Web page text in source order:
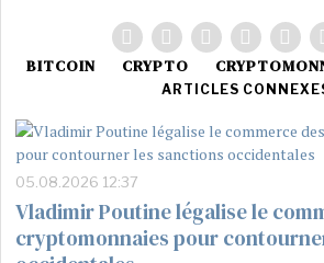
BITCOIN CRYPTO
ARTICLES
05.08.2026 12:37
Vladimir Poutine légalise le
cryptomonnaies pour